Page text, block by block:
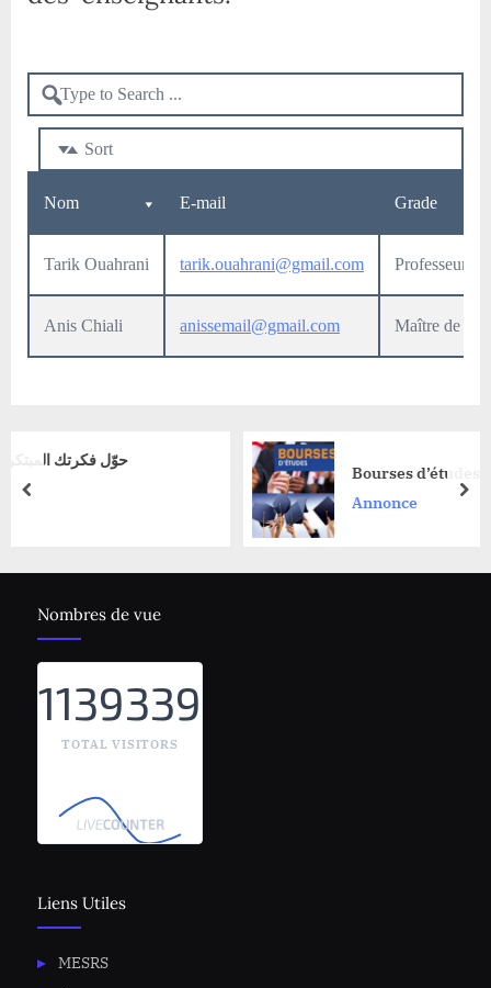
Sort
Nom E-mail Grade
Tarik Ouahrani tarik.ouahrani@gmail.com Professeur
Anis Chiali anissemail@gmail.com Maître de
Bourses d’études
Annonce
prev
Nombres de vue
1139339
TOTAL VISITORS
Liens Utiles
MESRS